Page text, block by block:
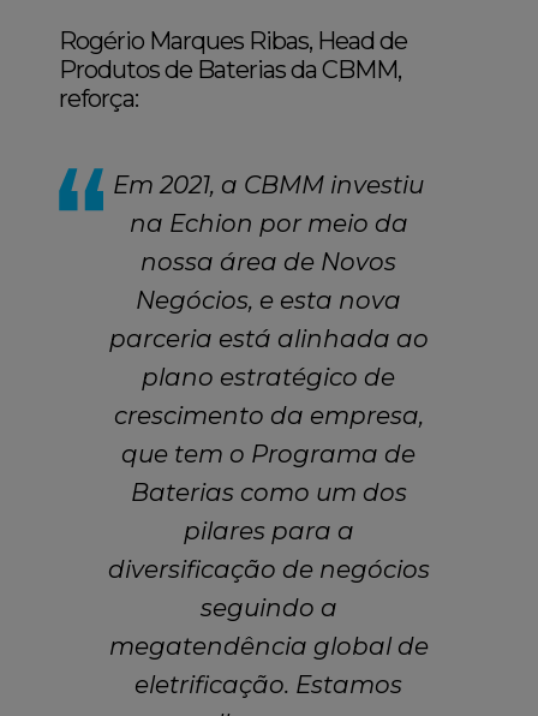
Rogério Marques Ribas, Head de
Produtos de Baterias da CBMM,
reforça:
Em 2021, a CBMM investiu
na Echion por meio da
nossa área de Novos
Negócios, e esta nova
parceria está alinhada ao
plano estratégico de
crescimento da empresa,
que tem o Programa de
Baterias como um dos
pilares para a
diversificação de negócios
seguindo a
megatendência global de
eletrificação. Estamos